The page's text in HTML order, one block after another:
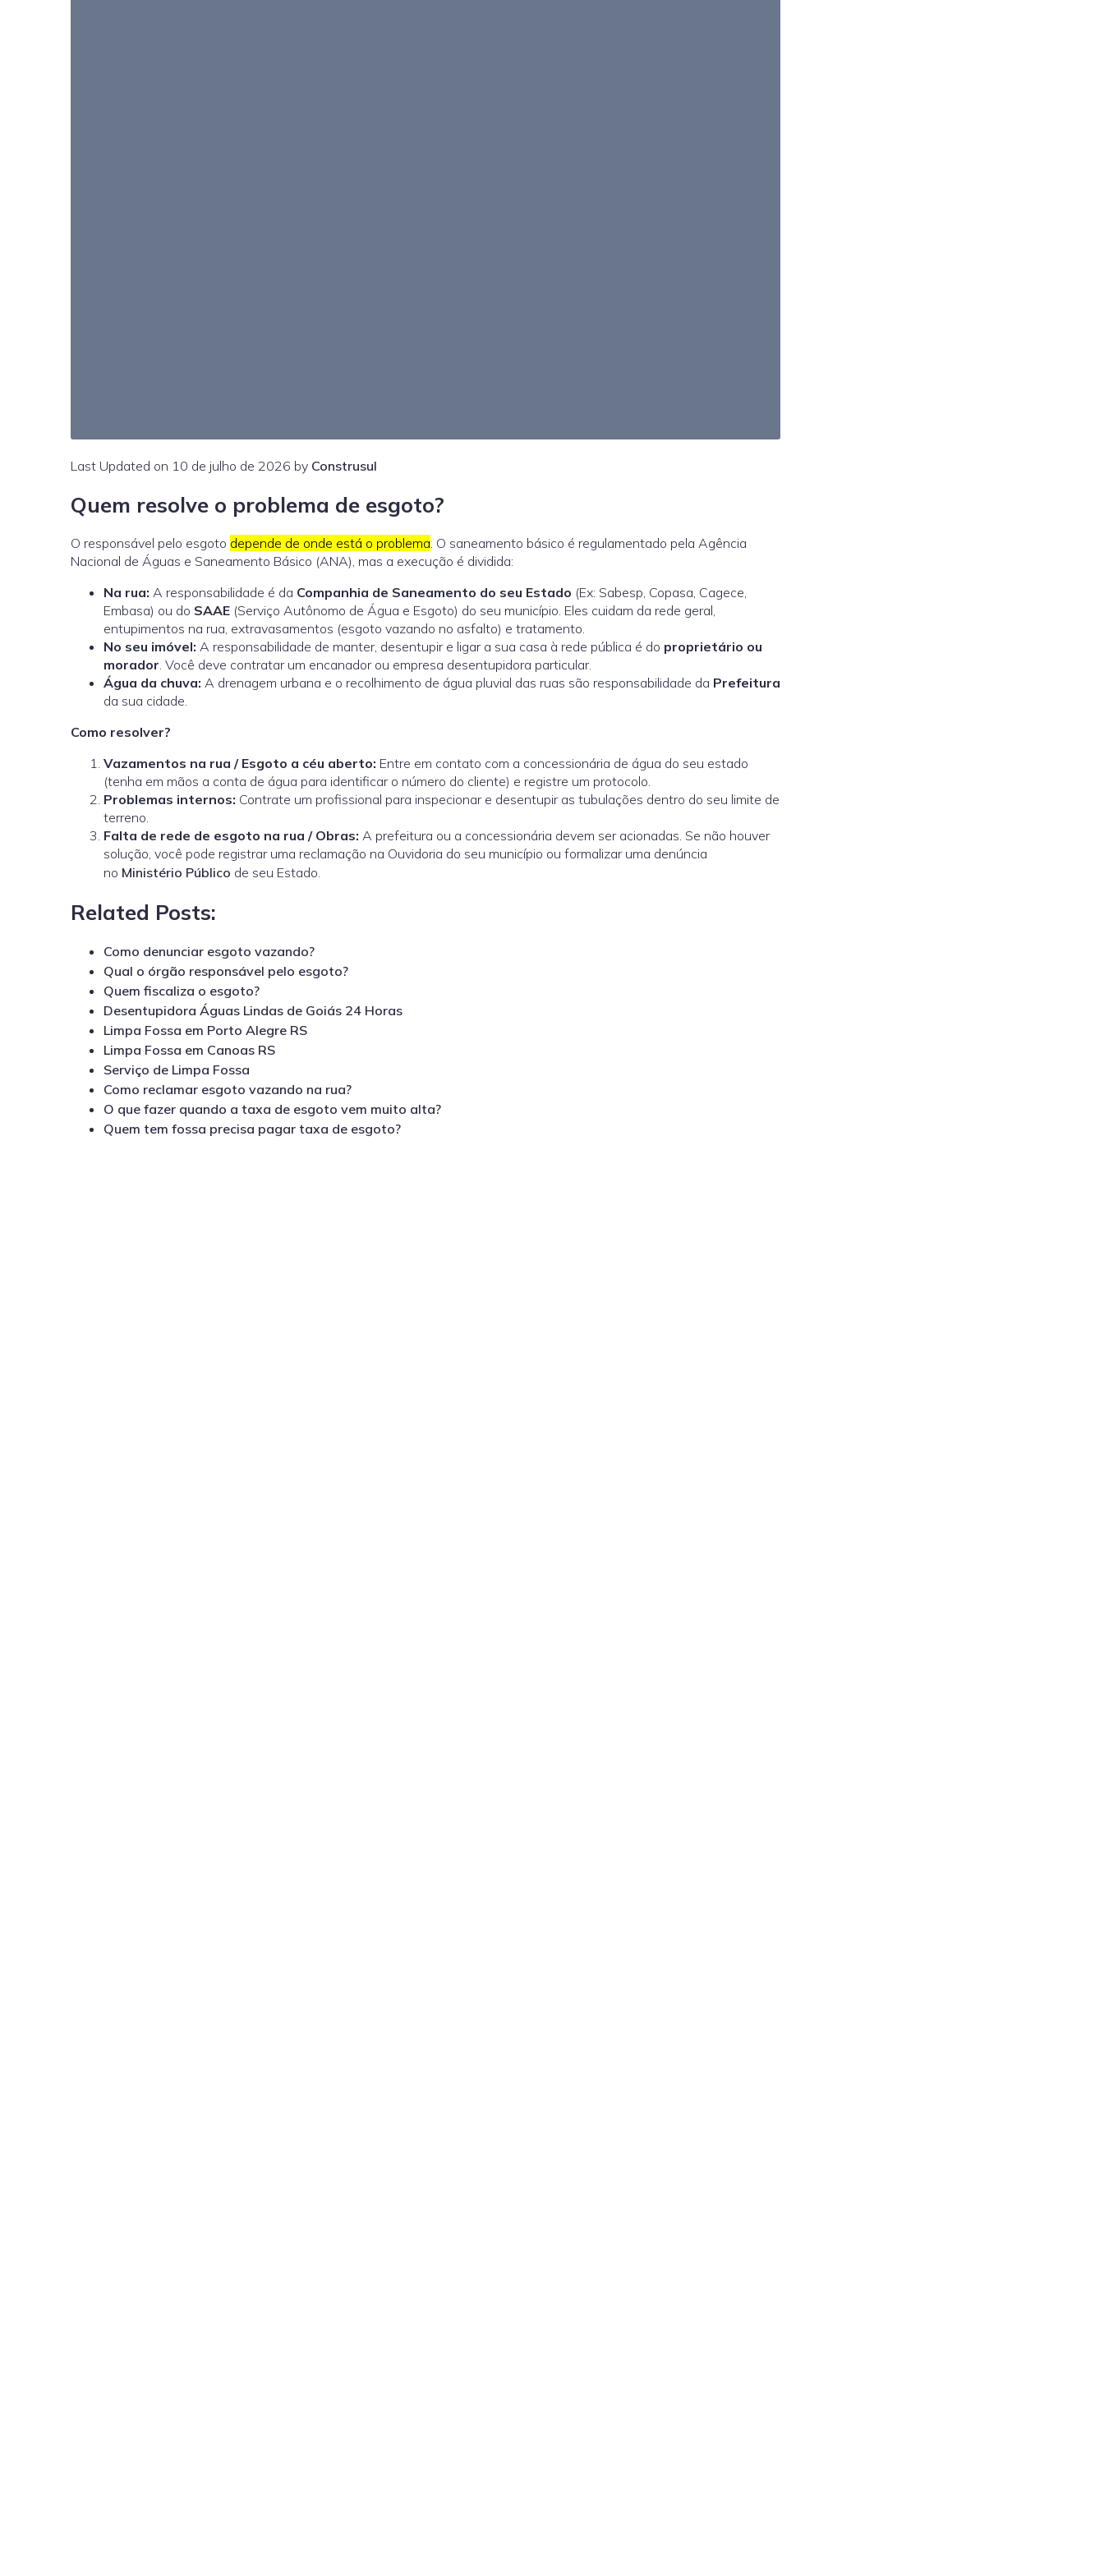
Last Updated on 10 de julho de 2026 by Construsul
Quem resolve o problema de esgoto?
O responsável pelo esgoto depende de onde está o problema. O saneamento básico é regulamentado pela Agência
Nacional de Águas e Saneamento Básico (ANA), mas a execução é dividida:
Na rua: A responsabilidade é da Companhia de Saneamento do seu Estado (Ex: Sabesp, Copasa, Cagece,
Embasa) ou do SAAE (Serviço Autônomo de Água e Esgoto) do seu município. Eles cuidam da rede geral,
entupimentos na rua, extravasamentos (esgoto vazando no asfalto) e tratamento.
No seu imóvel: A responsabilidade de manter, desentupir e ligar a sua casa à rede pública é do proprietário ou
morador. Você deve contratar um encanador ou empresa desentupidora particular.
Água da chuva: A drenagem urbana e o recolhimento de água pluvial das ruas são responsabilidade da Prefeitura
da sua cidade.
Como resolver?
Vazamentos na rua / Esgoto a céu aberto: Entre em contato com a concessionária de água do seu estado
(tenha em mãos a conta de água para identificar o número do cliente) e registre um protocolo.
Problemas internos: Contrate um profissional para inspecionar e desentupir as tubulações dentro do seu limite de
terreno.
Falta de rede de esgoto na rua / Obras: A prefeitura ou a concessionária devem ser acionadas. Se não houver
solução, você pode registrar uma reclamação na Ouvidoria do seu município ou formalizar uma denúncia
no Ministério Público de seu Estado.
Related Posts:
Como denunciar esgoto vazando?
Qual o órgão responsável pelo esgoto?
Quem fiscaliza o esgoto?
Desentupidora Águas Lindas de Goiás 24 Horas
Limpa Fossa em Porto Alegre RS
Limpa Fossa em Canoas RS
Serviço de Limpa Fossa
Como reclamar esgoto vazando na rua?
O que fazer quando a taxa de esgoto vem muito alta?
Quem tem fossa precisa pagar taxa de esgoto?